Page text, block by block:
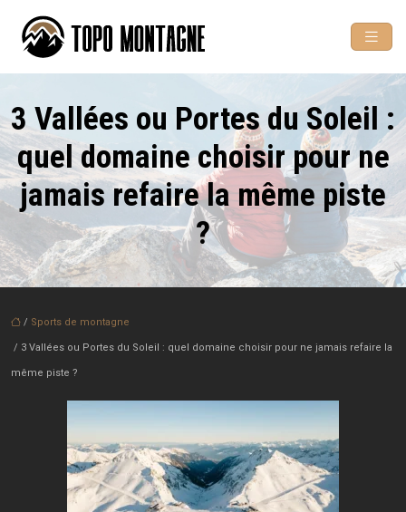
3 Vallées ou Portes du Soleil :
quel domaine choisir pour ne
jamais refaire la même piste
?
/ Sports de montagne
/ 3 Vallées ou Portes du Soleil : quel domaine choisir pour ne jamais refaire la
même piste ?